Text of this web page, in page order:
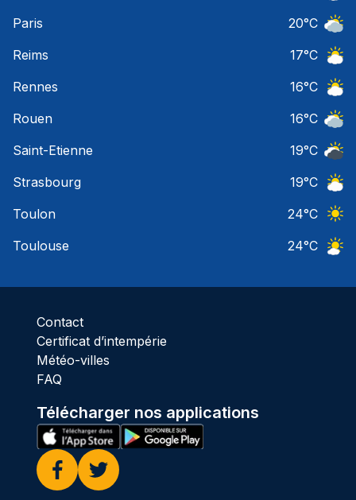
Paris
20°C
Reims
17°C
Rennes
16°C
Rouen
16°C
Saint-Etienne
19°C
Strasbourg
19°C
Toulon
24°C
Toulouse
24°C
Contact
Certificat d’intempérie
Météo-villes
FAQ
Télécharger nos applications
Facebook
Twitter